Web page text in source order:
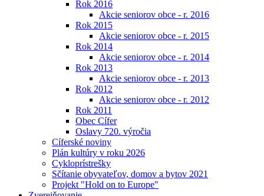
Rok 2016
Akcie seniorov obce - r. 2016
Rok 2015
Akcie seniorov obce - r. 2015
Rok 2014
Akcie seniorov obce - r. 2014
Rok 2013
Akcie seniorov obce - r. 2013
Rok 2012
Akcie seniorov obce - r. 2012
Rok 2011
Obec Cífer
Oslavy 720. výročia
Cíferské noviny
Plán kultúry v roku 2026
Cykloprístrešky
Sčítanie obyvateľov, domov a bytov 2021
Projekt "Hold on to Europe"